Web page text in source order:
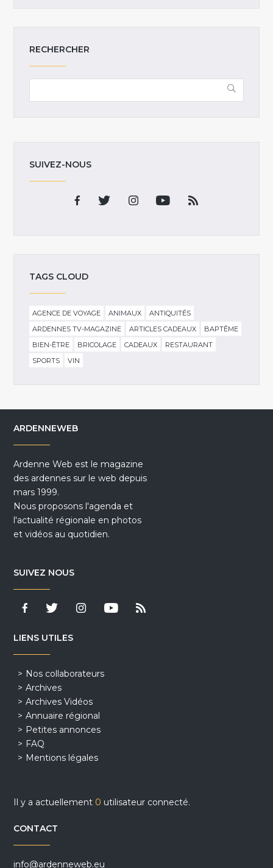
RECHERCHER
SUIVEZ-NOUS
TAGS CLOUD
AGENCE DE VOYAGE ANIMAUX
ANTIQUITÉS
ARDENNES TV-MAGAZINE
ARTICLES CADEAUX
BAPTÊME
BIEN-ÊTRE
BRICOLAGE CADEAUX
RESTAURANT
SPORTS
VIN
ARDENNEWEB
Ardenne Web est le magazine
des ardennes sur le web depuis
mars 1999.
Nous proposons l'agenda et
l'actualité régionale en photos
et vidéos au quotidien.
SUIVEZ NOUS
LIENS UTILES
Nos collaborateurs
Archives
Archives Vidéos
Annuaire régional
Petites annonces
FAQ
Mentions légales
Il y a actuellement 0 utilisateur connecté.
CONTACT
info@ardenneweb.eu